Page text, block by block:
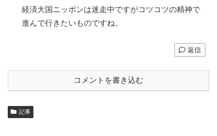
経済大国ニッポンは迷走中ですがコツコツの精神で
進んで行きたいものですね。
返信
コメントを書き込む
記事